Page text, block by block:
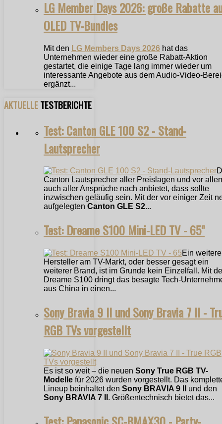
LG Member Days 2026: große Rabatte
OLED TV-Bundles
Mit den LG Members Days 2026 hat das
Unternehmen wieder eine große Rabatt-Aktion
gestartet, die einige Tage lang immer wieder um
interessante Angebote aus dem Audio-Video-
ergänzt...
AKTUELLETESTBERICHTE
Test: Canton GLE 100 S2 - Stand-
Lautsprecher
Canton Lautsprecher aller Preislagen und vor
auch aller Ansprüche nach anbietet, dass sollte
inzwischen geläufig sein. Mit der vor einiger Zeit
aufgelegten Canton GLE S2...
Test: Dreame S100 Mini-LED TV - 65"
Ein
Hersteller am TV-Markt, oder besser gesagt ein
weiterer Brand, ist im Grunde kein Einzelfall. Mit
Dreame S100 dringt das besagte Tech-
aus China in einen...
Sony Bravia 9 II und Sony Bravia 7 II -
RGB TVs vorgestellt
Es ist so weit – die neuen Sony True RGB TV-
Modelle für 2026 wurden vorgestellt. Das
Lineup beinhaltet den Sony BRAVIA 9 II
und den
Sony BRAVIA 7 II . Größentechnisch bietet das...